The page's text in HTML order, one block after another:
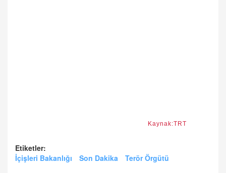
Kaynak:TRT
Etiketler:
İçişleri Bakanlığı
Son Dakika Terör Örgütü